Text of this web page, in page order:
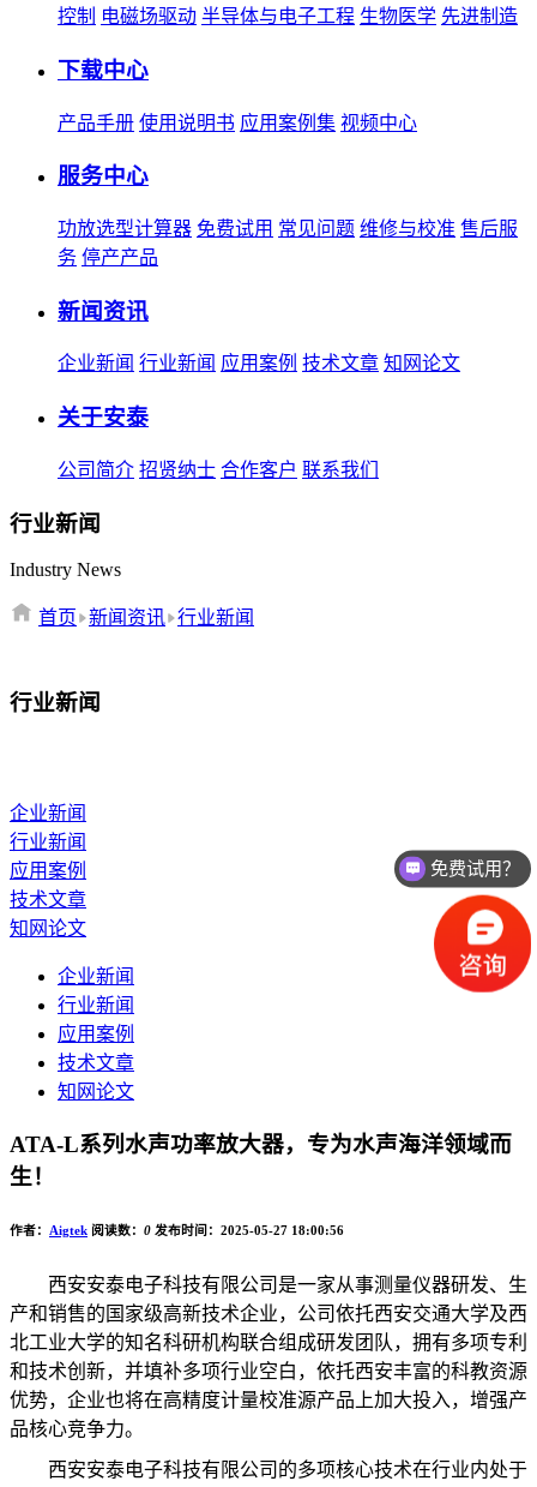
控制 电磁场驱动 半导体与电子工程 生物医学 先进制造
下载中心
产品手册 使用说明书 应用案例集 视频中心
服务中心
功放选型计算器 免费试用 常见问题 维修与校准 售后服
务 停产产品
新闻资讯
企业新闻 行业新闻 应用案例 技术文章 知网论文
关于安泰
公司简介 招贤纳士 合作客户 联系我们
行业新闻
Industry News
首页 新闻资讯 行业新闻
行业新闻
企业新闻
行业新闻
应用案例
技术文章
知网论文
企业新闻
行业新闻
应用案例
技术文章
知网论文
ATA-L系列水声功率放大器，专为水声海洋领域而
生！
作者： Aigtek 阅读数： 0 发布时间：2025-05-27 18:00:56
西安安泰电子科技有限公司是一家从事测量仪器研发、生
产和销售的国家级高新技术企业，公司依托西安交通大学及西
北工业大学的知名科研机构联合组成研发团队，拥有多项专利
和技术创新，并填补多项行业空白，依托西安丰富的科教资源
优势，企业也将在高精度计量校准源产品上加大投入，增强产
品核心竞争力。
西安安泰电子科技有限公司的多项核心技术在行业内处于
价格如何？